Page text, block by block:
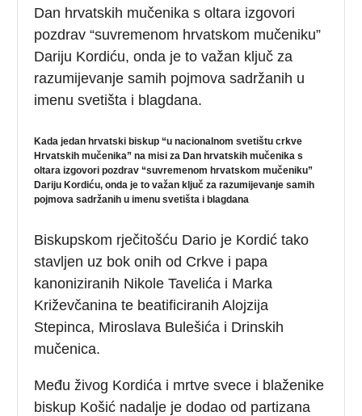
Dan hrvatskih mučenika s oltara izgovori
pozdrav “suvremenom hrvatskom mučeniku”
Dariju Kordiću, onda je to važan ključ za
razumijevanje samih pojmova sadržanih u
imenu svetišta i blagdana.
Kada jedan hrvatski biskup “u nacionalnom svetištu crkve
Hrvatskih mučenika” na misi za Dan hrvatskih mučenika s
oltara izgovori pozdrav “suvremenom hrvatskom mučeniku”
Dariju Kordiću, onda je to važan ključ za razumijevanje samih
pojmova sadržanih u imenu svetišta i blagdana
Biskupskom rječitošću Dario je Kordić tako
stavljen uz bok onih od Crkve i papa
kanoniziranih Nikole Tavelića i Marka
Križevčanina te beatificiranih Alojzija
Stepinca, Miroslava Bulešića i Drinskih
mučenica.
Među živog Kordića i mrtve svece i blaženike
biskup Košić nadalje je dodao od partizana